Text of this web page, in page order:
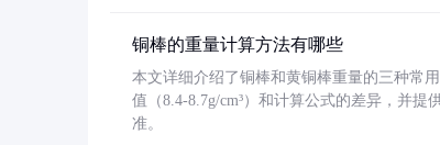
铜棒的重量计算方法有哪些
本文详细介绍了铜棒和黄铜棒重量的三种常
值（8.4-8.7g/cm³）和计算公式的差异，并
准。